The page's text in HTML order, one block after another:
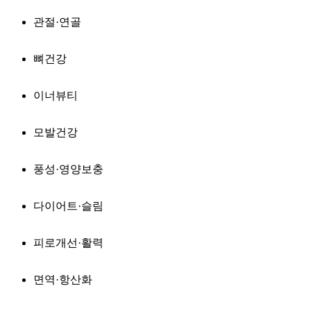
관절·연골
뼈건강
이너뷰티
모발건강
풍성·영양보충
다이어트·슬림
피로개선·활력
면역·항산화